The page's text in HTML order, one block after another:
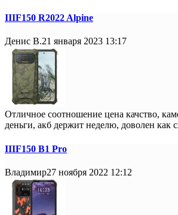
IIIF150 R2022 Alpine
Денис В.21 января 2023 13:17
Отличное соотношение цена качство,
деньги, акб держит неделю, доволен как
IIIF150 B1 Pro
Владимир27 ноября 2022 12:12